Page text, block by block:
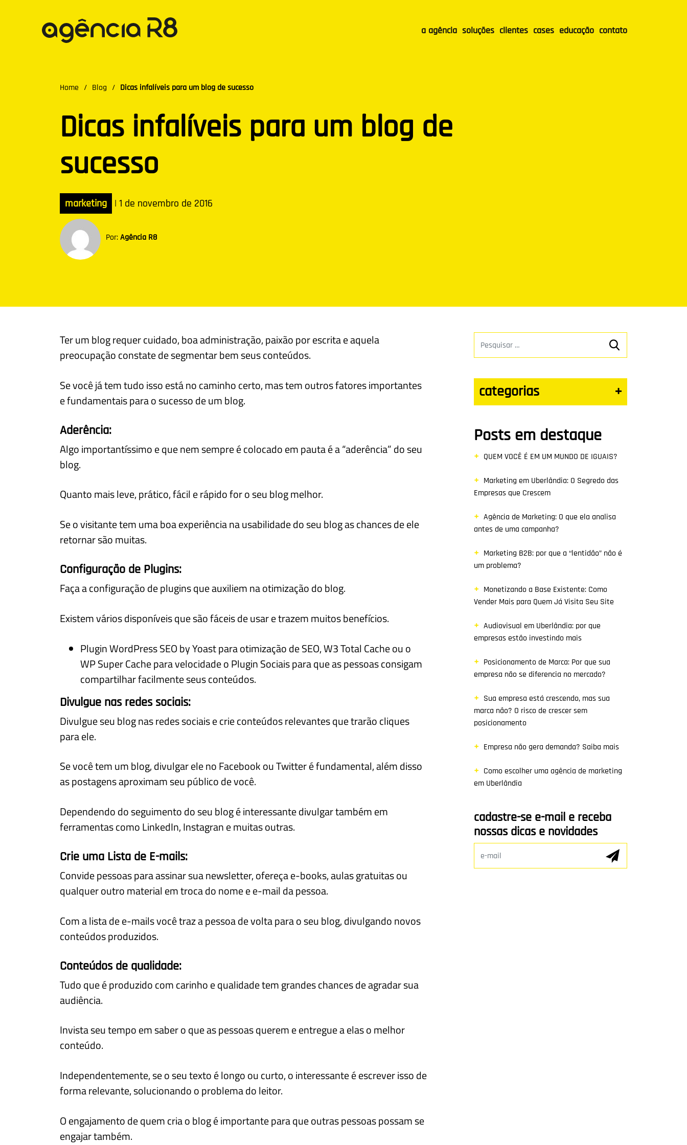
a agência soluções clientes cases educação contato
Home / Blog / Dicas infalíveis para um blog de sucesso
Dicas infalíveis para um blog de
sucesso
marketing | 1 de novembro de 2016
Por:Agência R8
Ter um blog requer cuidado, boa administração, paixão por escrita e aquela
preocupação constate de segmentar bem seus conteúdos.
Se você já tem tudo isso está no caminho certo, mas tem outros fatores importantes
e fundamentais para o sucesso de um blog.
Aderência:
Algo importantíssimo e que nem sempre é colocado em pauta é a “aderência” do seu
blog.
Quanto mais leve, prático, fácil e rápido for o seu blog melhor.
Se o visitante tem uma boa experiência na usabilidade do seu blog as chances de ele
retornar são muitas.
Configuração de Plugins:
Faça a configuração de plugins que auxiliem na otimização do blog.
Existem vários disponíveis que são fáceis de usar e trazem muitos benefícios.
Plugin WordPress SEO by Yoast para otimização de SEO, W3 Total Cache ou o
WP Super Cache para velocidade o Plugin Sociais para que as pessoas consigam
compartilhar facilmente seus conteúdos.
Divulgue nas redes sociais:
Divulgue seu blog nas redes sociais e crie conteúdos relevantes que trarão cliques
para ele.
Se você tem um blog, divulgar ele no Facebook ou Twitter é fundamental, além disso
as postagens aproximam seu público de você.
Dependendo do seguimento do seu blog é interessante divulgar também em
ferramentas como LinkedIn, Instagran e muitas outras.
Crie uma Lista de E-mails:
Convide pessoas para assinar sua newsletter, ofereça e-books, aulas gratuitas ou
qualquer outro material em troca do nome e e-mail da pessoa.
Com a lista de e-mails você traz a pessoa de volta para o seu blog, divulgando novos
conteúdos produzidos.
Conteúdos de qualidade:
Tudo que é produzido com carinho e qualidade tem grandes chances de agradar sua
audiência.
Invista seu tempo em saber o que as pessoas querem e entregue a elas o melhor
conteúdo.
Independentemente, se o seu texto é longo ou curto, o interessante é escrever isso de
forma relevante, solucionando o problema do leitor.
O engajamento de quem cria o blog é importante para que outras pessoas possam se
engajar também.
categorias +
Posts em destaque
QUEM VOCÊ É EM UM MUNDO DE IGUAIS?
Marketing em Uberlândia: O Segredo das
Empresas que Crescem
Agência de Marketing: O que ela analisa
antes de uma campanha?
Marketing B2B: por que a “lentidão” não é
um problema?
Monetizando a Base Existente: Como
Vender Mais para Quem Já Visita Seu Site
Audiovisual em Uberlândia: por que
empresas estão investindo mais
Posicionamento de Marca: Por que sua
empresa não se diferencia no mercado?
Sua empresa está crescendo, mas sua
marca não? O risco de crescer sem
posicionamento
Empresa não gera demanda? Saiba mais
Como escolher uma agência de marketing
em Uberlândia
cadastre-se e-mail e receba
nossas dicas e novidades